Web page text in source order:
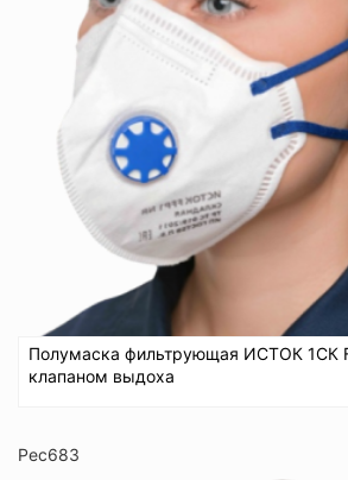
Полумаска фильтрующая ИСТОК 1СК
клапаном выдоха
Рес683